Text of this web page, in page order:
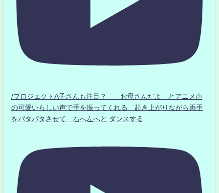
/プロジェクトA子さんも注目？ お母さんだよ とアニメ声
の可愛いらしい声で手を振ってくれる 起き上がりながら両手
をパタパタさせて 右へ左へと ダンスする